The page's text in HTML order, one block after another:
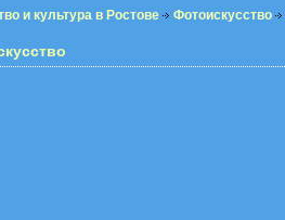
и культура в Ростове Фотоискусство